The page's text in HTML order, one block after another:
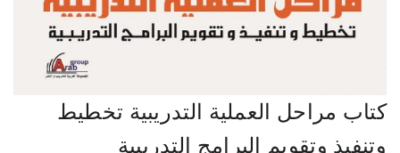
كتاب مراحل العملية التدريبية تخطيط
وتنفيذ وتقويم البرامج التدريبية